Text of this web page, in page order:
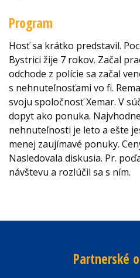
Program
Hosť sa krátko predstavil.
Bystrici žije 7 rokov. Začal
odchode z polície sa začal
s nehnuteľnosťami vo fi.
svoju spoločnosť Xemar. V
dopyt ako ponuka.
nehnuteľnosti je leto a ešte
menej zaujímavé ponuky.
Nasledovala diskusia. Pr.
návštevu a rozlúčil sa s ním.
Partnerské